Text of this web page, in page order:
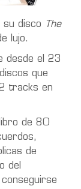
su disco The
lujo.
desde el 23
que
tracks en
de 80
de
del